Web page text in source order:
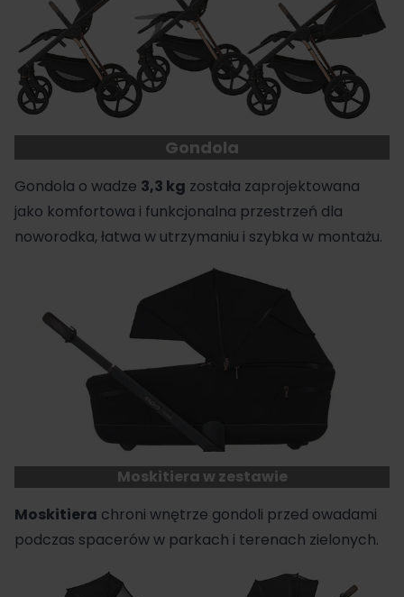
Gondola
Gondola o wadze 3,3 kg została zaprojektowana
jako komfortowa i funkcjonalna przestrzeń dla
noworodka, łatwa w utrzymaniu i szybka w montażu.
Moskitiera w zestawie
Moskitiera chroni wnętrze gondoli przed owadami
podczas spacerów w parkach i terenach zielonych.